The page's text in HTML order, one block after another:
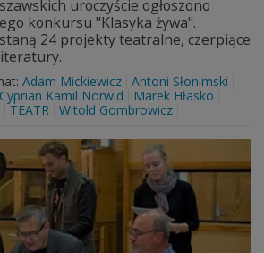
uroczyście ogłoszono
konkursu "Klasyka żywa".
24 projekty teatralne, czerpiące
Adam Mickiewicz Antoni Słonimski
Cyprian Kamil Norwid
Marek Hłasko
TEATR Witold Gombrowicz